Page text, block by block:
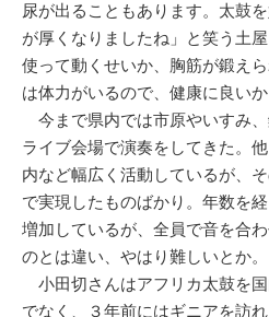
尿が出ることもあります。太鼓
が厚くなりましたね」と笑う土
使って動くせいか、胸筋が鍛え
は体力がいるので、健康に良い
今まで県内では市原やいすみ、
ライブ会場で演奏をしてきた。
内など幅広く活動しているが、
で実現したものばかり。年数を
増加しているが、全員で音を合
のとは違い、やはり難しいとか。
小田切さんはアフリカ太鼓を
でなく、３年前にはギニアを訪